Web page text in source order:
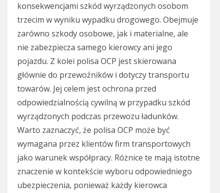
konsekwencjami szkód wyrządzonych osobom
trzecim w wyniku wypadku drogowego. Obejmuje
zarówno szkody osobowe, jak i materialne, ale
nie zabezpiecza samego kierowcy ani jego
pojazdu. Z kolei polisa OCP jest skierowana
głównie do przewoźników i dotyczy transportu
towarów. Jej celem jest ochrona przed
odpowiedzialnością cywilną w przypadku szkód
wyrządzonych podczas przewozu ładunków.
Warto zaznaczyć, że polisa OCP może być
wymagana przez klientów firm transportowych
jako warunek współpracy. Różnice te mają istotne
znaczenie w kontekście wyboru odpowiedniego
ubezpieczenia, ponieważ każdy kierowca